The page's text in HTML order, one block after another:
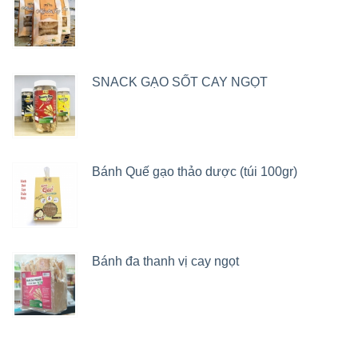
Chứng nhận cơ sở sản xuất đủ điều kiện VSATTP
SNACK GẠO SỐT CAY NGỌT
Bánh Quế gạo thảo dược (túi 100gr)
Bánh đa thanh vị cay ngọt